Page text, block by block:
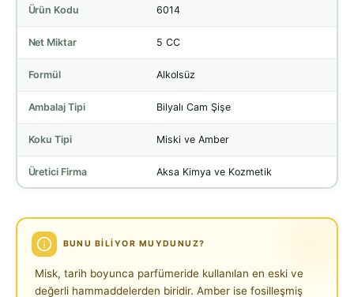
Ürün Kodu 6014
Net Miktar 5 CC
Formül Alkolsüz
Ambalaj Tipi Bilyalı Cam Şişe
Koku Tipi Miski ve Amber
Üretici Firma Aksa Kimya ve Kozmetik
BUNU BILIYOR MUYDUNUZ?
Misk, tarih boyunca parfümeride kullanılan en eski ve
değerli hammaddelerden biridir. Amber ise fosilleşmiş